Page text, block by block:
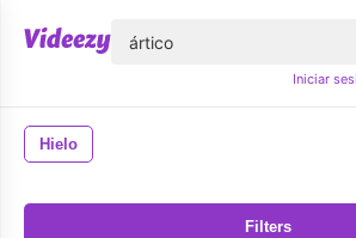
Iniciar
Hielo
Filters